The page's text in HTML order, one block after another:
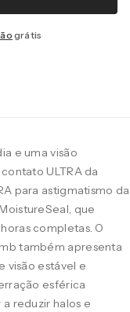
grátis
e uma visão
ULTRA da
para astigmatismo da
que
completas. O
também apresenta
visão estável e
esférica
reduzir halos e